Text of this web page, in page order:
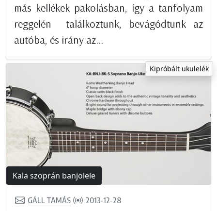
más kellékek pakolásban, így a tanfolyam
reggelén találkoztunk, bevágódtunk az
autóba, és irány az...
Kipróbált ukulelék
Kala szoprán banjolele
GÁLL TAMÁS 2013-12-28